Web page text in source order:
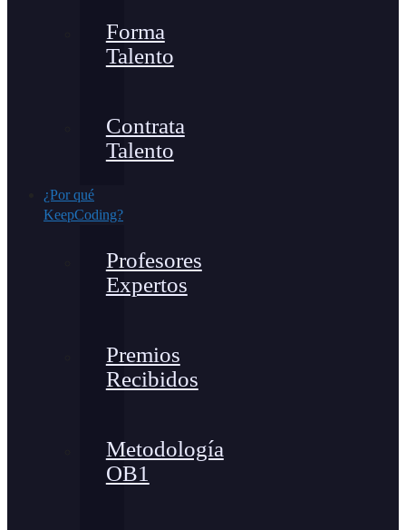
Forma
Talento
Contrata
Talento
¿Por qué
KeepCoding?
Profesores
Expertos
Premios
Recibidos
Metodología
OB1